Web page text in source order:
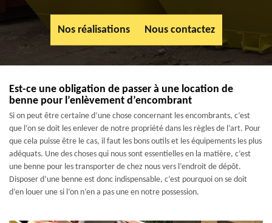
Nos réalisations Nous contactez
Est-ce une obligation de passer à une location de
benne pour l’enlèvement d’encombrant
Si on peut être certaine d’une chose concernant les encombrants, c’est
que l’on se doit les enlever de notre propriété dans les règles de l’art. Pour
que cela puisse être le cas, il faut les bons outils et les équipements les plus
adéquats. Une des choses qui nous sont essentielles en la matière, c’est
une benne pour les transporter de chez nous vers l’endroit de dépôt.
Disposer d’une benne est donc indispensable, c’est pourquoi on se doit
d’en louer une si l’on n’en a pas une en notre possession.